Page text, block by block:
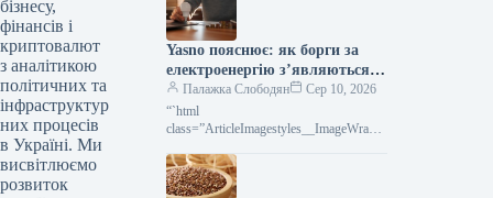
бізнесу,
фінансів і
криптовалют
з аналітикою
політичних та
інфраструктур
них процесів
в Україні. Ми
висвітлюємо
розвиток
рікПоказник Platts Milling
Yasno пояснює: як борги за
електроенергію з’являються,
навіть якщо вас немає вдома
Палажка Слободян
Сер 10, 2026
“`html
class=”ArticleImagestyles__ImageWrappe
src="/wp-
content/uploads/2026/08/0d3e73e75ee28a